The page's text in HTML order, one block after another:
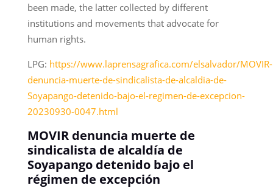
been made, the latter collected by different
institutions and movements that advocate for
human rights.
LPG: https://www.laprensagrafica.com/elsalvador/MOVIR-
denuncia-muerte-de-sindicalista-de-alcaldia-de-
Soyapango-detenido-bajo-el-regimen-de-excepcion-
20230930-0047.html
MOVIR denuncia muerte de
sindicalista de alcaldía de
Soyapango detenido bajo el
régimen de excepción